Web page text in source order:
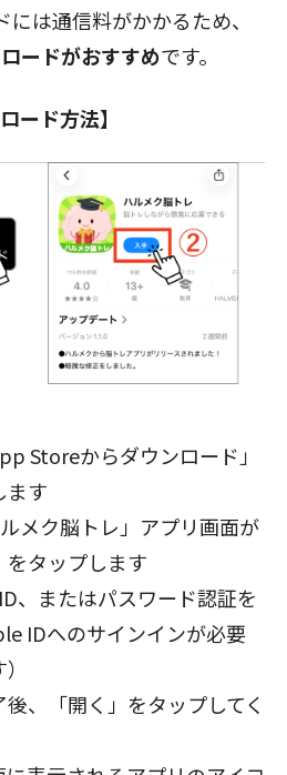
は通信料がかかるため、
ードがおすすめです。
ード方法】
Storeからダウンロード」
ます
メク脳トレ」アプリ画面が
タップします
、またはパスワード認証を
IDへのサインインが必要
、「開く」をタップしてく
閉じる